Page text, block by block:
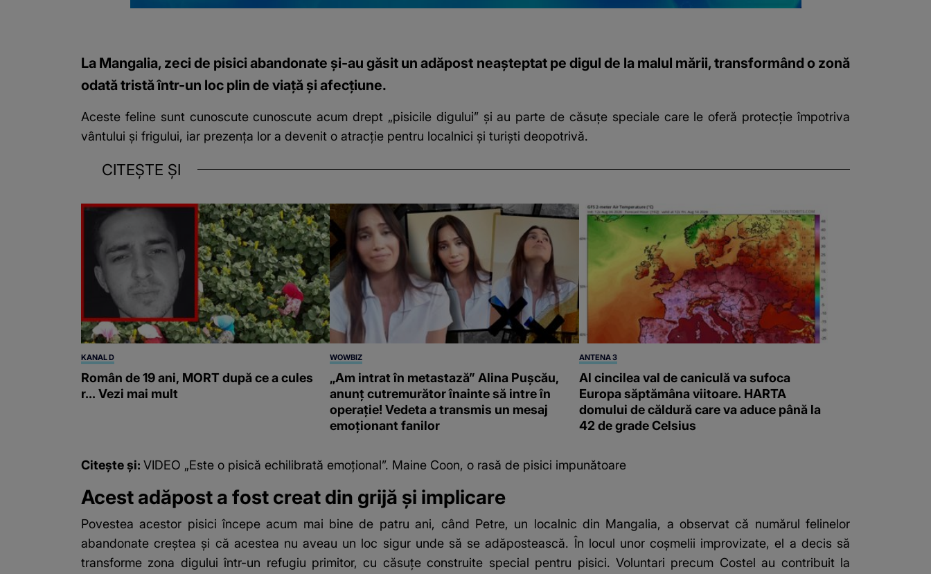
La Mangalia, zeci de pisici abandonate și-au găsit un adăpost neașteptat pe digul de la malul mării, transformând o zonă
odată tristă într-un loc plin de viață și afecțiune.
Aceste feline sunt cunoscute cunoscute acum drept „pisicile digului” și au parte de căsuțe speciale care le oferă protecție împotriva
vântului și frigului, iar prezența lor a devenit o atracție pentru localnici și turiști deopotrivă.
CITEȘTE ȘI
KANAL D
Român de 19 ani, MORT după ce a cules
r... Vezi mai mult
WOWBIZ
„Am intrat în metastază” Alina Pușcău,
anunț cutremurător înainte să intre în
operație! Vedeta a transmis un mesaj
emoționant fanilor
ANTENA 3
Al cincilea val de caniculă va sufoca
Europa săptămâna viitoare. HARTA
domului de căldură care va aduce până la
42 de grade Celsius
Citește și: VIDEO „Este o pisică echilibrată emoțional”. Maine Coon, o rasă de pisici impunătoare
Acest adăpost a fost creat din grijă și implicare
Povestea acestor pisici începe acum mai bine de patru ani, când Petre, un localnic din Mangalia, a observat că numărul felinelor
abandonate creștea și că acestea nu aveau un loc sigur unde să se adăpostească. În locul unor coșmelii improvizate, el a decis să
transforme zona digului într-un refugiu primitor, cu căsuțe construite special pentru pisici. Voluntari precum Costel au contribuit la